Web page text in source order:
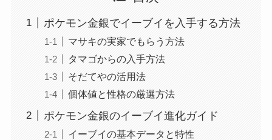
ポケモン金銀でイーブイを入手する方法
マサキの実家でもらう方法
タマゴからの入手方法
そだてやの活用法
個体値と性格の厳選方法
ポケモン金銀のイーブイ進化ガイド
イーブイの基本データと特性